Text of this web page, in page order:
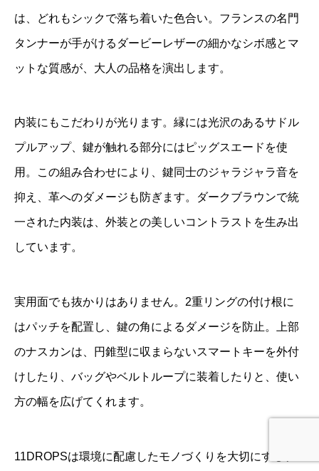
は、どれもシックで落ち着いた色合い。フランスの名門
タンナーが手がけるダービーレザーの細かなシボ感とマ
ットな質感が、大人の品格を演出します。
内装にもこだわりが光ります。縁には光沢のあるサドル
プルアップ、鍵が触れる部分にはピッグスエードを使
用。この組み合わせにより、鍵同士のジャラジャラ音を
抑え、革へのダメージも防ぎます。ダークブラウンで統
一された内装は、外装との美しいコントラストを生み出
しています。
実用面でも抜かりはありません。2重リングの付け根に
はパッチを配置し、鍵の角によるダメージを防止。上部
のナスカンは、円錐型に収まらないスマートキーを外付
けしたり、バッグやベルトループに装着したりと、使い
方の幅を広げてくれます。
11DROPSは環境に配慮したモノづくりを大切にするブ